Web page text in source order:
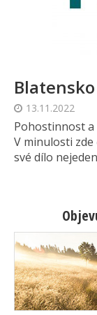
Blatensko
13.11.2022
Pohostinnost a
V minulosti
své dílo